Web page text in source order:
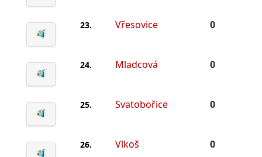
23. Vřesovice 0
24. Mladcová 0
25. Svatobořice 0
26. Vlkoš 0